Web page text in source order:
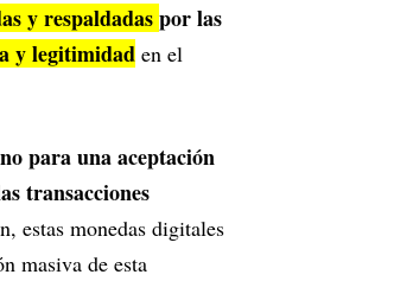
y respaldadaspor las
y legitimidad en el
para una aceptación
transacciones
estas monedas digitales
masiva de esta